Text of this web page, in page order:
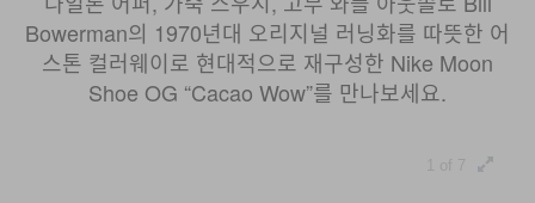
Bowerman의 1970년대 오리지널 러닝화를 따뜻한 어
스톤 컬러웨이로 현대적으로 재구성한 Nike Moon
Shoe OG “Cacao Wow”를 만나보세요.